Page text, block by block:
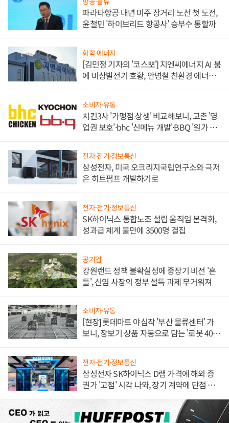
파라타항공 내년 미주 장거리 노선 첫 도전,
윤철민 '하이브리드 항공사' 승부수 통할까
화학·에너지
[김민정 기자의 '코스뽀'] 지엔씨에너지 AI 붐
에 비상발전기 호황, 안병철 친환경 에너지
소비자·유통
치킨3사 '가맹점 상생' 비교해보니, 교촌 '영
업권 보호'·bhc '신메뉴 개발'·BBQ '원가 부
전자·전기·정보통신
삼성전자, 미국 오크리지국립연구소와 극저
온 히트펌프 개발하기로
전자·전기·정보통신
SK하이닉스 통합노조 설립 움직임 본격화,
성과급 체계 불만에 3500명 결집
공기업
강원랜드 정책 불확실성에 중장기 비전 '흔
들', 신임 사장의 정부 설득 과제 무거워져
소비자·유통
[현장] 롯데마트 야심작 '부산 물류센터' 가
보니, 장보기 상품 자동으로 담는 '로봇 400
전자·전기·정보통신
삼성전자 SK하이닉스 D램 가격에 해외 증
권가 '고점' 시각 나와, 장기 계약에 단점 부